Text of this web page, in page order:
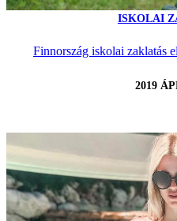
ISKOLAI
Finnország iskolai zaklatás
2019